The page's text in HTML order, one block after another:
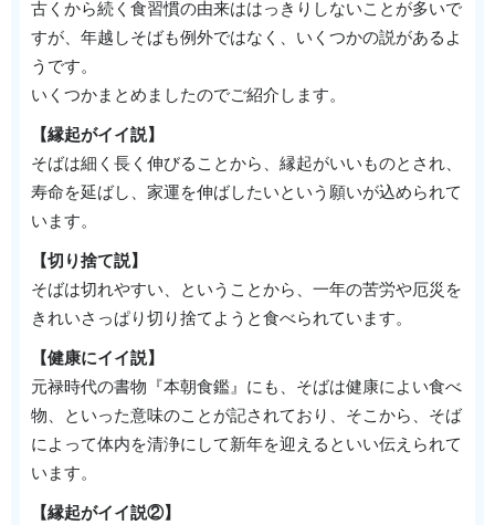
古くから続く食習慣の由来ははっきりしないことが多いで
すが、年越しそばも例外ではなく、いくつかの説があるよ
うです。
いくつかまとめましたのでご紹介します。
【縁起がイイ説】
そばは細く長く伸びることから、縁起がいいものとされ、
寿命を延ばし、家運を伸ばしたいという願いが込められて
います。
【切り捨て説】
そばは切れやすい、ということから、一年の苦労や厄災を
きれいさっぱり切り捨てようと食べられています。
【健康にイイ説】
元禄時代の書物『本朝食鑑』にも、そばは健康によい食べ
物、といった意味のことが記されており、そこから、そば
によって体内を清浄にして新年を迎えるといい伝えられて
います。
【縁起がイイ説②】